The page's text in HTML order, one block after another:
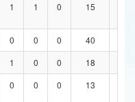
1 1 0 15
0 0 0 40
1 0 0 18
0 0 0 13